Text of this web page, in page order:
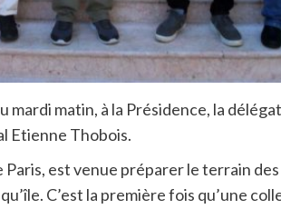
mardi matin, à la Présidence, la
Etienne Thobois.
est venue préparer le terrain
C’est la première fois qu’une